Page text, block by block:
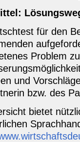
für den
Problem
und
bzw. des
bietet